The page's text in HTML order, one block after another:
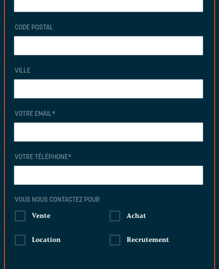
CODE POSTAL
VILLE
VOTRE EMAIL*
VOTRE TÉLÉPHONE*
VOUS NOUS CONTACTEZ POUR
Vente Achat
Location Recrutement